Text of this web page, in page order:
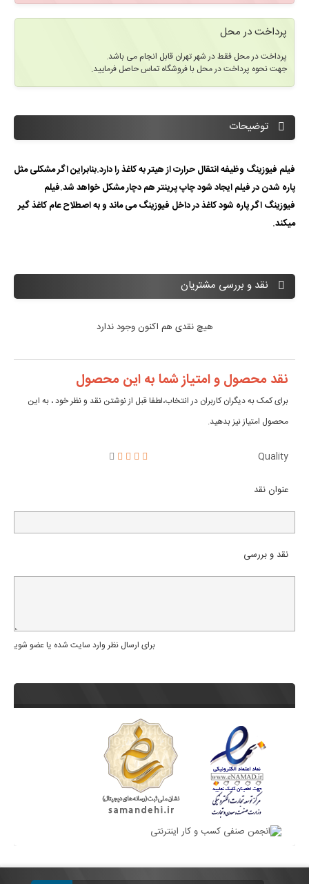
پرداخت در محل
پرداخت در محل فقط در شهر تهران قابل انجام می باشد.
جهت نحوه پرداخت در محل با فروشگاه تماس حاصل فرمایید.
توضیحات
فیلم فیوزینگ وظیفه انتقال حرارت از هیتر به کاغذ را دارد.بنابراین اگر مشکلی مثل
پاره شدن در فیلم ایجاد شود چاپ پرینتر هم دچار مشکل خواهد شد.فیلم
فیوزینگ اگر پاره شود کاغذ در داخل فیوزینگ می ماند و به اصطلاح عام کاغذ گیر
میکند.
نقد و بررسی مشتریان
هیچ نقدی هم اکنون وجود ندارد
نقد محصول و امتیاز شما به این محصول
برای کمک به دیگران کاربران در انتخاب،لطفا قبل از نوشتن نقد و نظر خود ، به این
محصول امتیاز نیز بدهید.
Quality
عنوان نقد
نقد و بررسی
برای ارسال نظر وارد سایت شده یا عضو شوید